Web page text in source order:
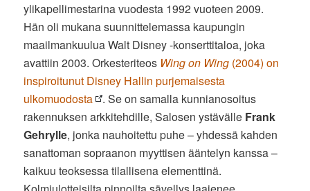
ylikapellimestarina vuodesta 1992 vuoteen 2009.
Hän oli mukana suunnittelemassa kaupungin
maailmankuulua Walt Disney -konserttitaloa, joka
avattiin 2003. Orkesteriteos Wing on Wing (2004) on
inspiroitunut Disney Hallin purjemaisesta
ulkomuodosta
. Se on samalla kunnianosoitus
rakennuksen arkkitehdille, Salosen ystävälle Frank
Gehrylle, jonka nauhoitettu puhe – yhdessä kahden
sanattoman sopraanon myyttisen ääntelyn kanssa –
kaikuu teoksessa tilallisena elementtinä.